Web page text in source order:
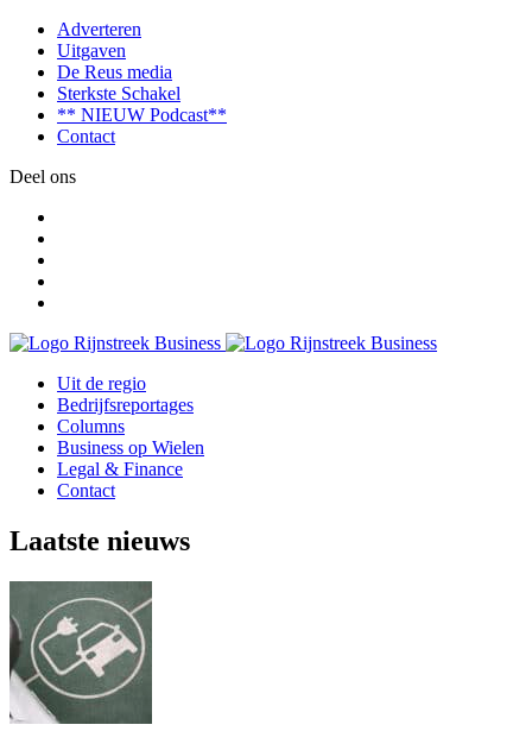
Adverteren
Uitgaven
De Reus media
Sterkste Schakel
** NIEUW Podcast**
Contact
Deel ons
Uit de regio
Bedrijfsreportages
Columns
Business op Wielen
Legal & Finance
Contact
Laatste nieuws